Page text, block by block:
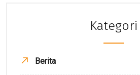
Kategori
Berita